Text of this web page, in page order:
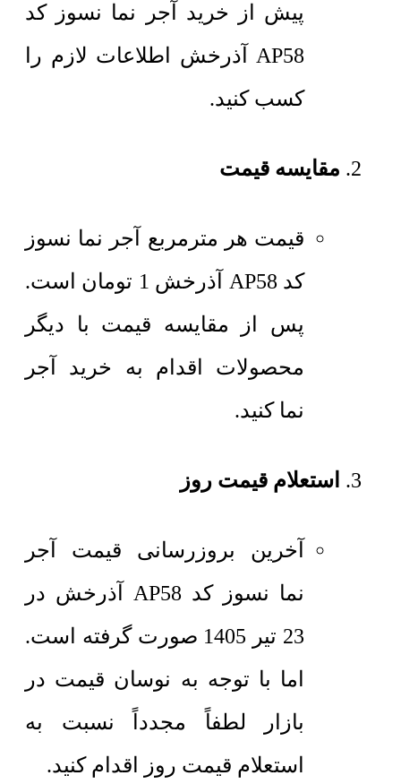
پیش از خرید آجر نما نسوز کد
AP58 آذرخش اطلاعات لازم را
کسب کنید.
مقایسه قیمت
قیمت هر مترمربع آجر نما نسوز
کد AP58 آذرخش
1 تومان است.
پس از مقایسه قیمت با دیگر
محصولات اقدام به خرید آجر
نما کنید.
استعلام قیمت روز
آخرین بروزرسانی قیمت آجر
نما نسوز کد AP58 آذرخش در
23 تیر 1405 صورت گرفته است.
اما با توجه به نوسان قیمت در
بازار لطفاً مجدداً نسبت به
استعلام قیمت روز اقدام کنید.